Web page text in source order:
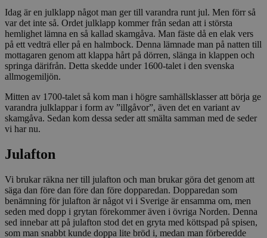
Idag är en julklapp något man ger till varandra runt jul. Men förr så
var det inte så. Ordet julklapp kommer från sedan att i största
hemlighet lämna en så kallad skamgåva. Man fäste då en elak vers
på ett vedträ eller på en halmbock. Denna lämnade man på natten till
mottagaren genom att klappa hårt på dörren, slänga in klappen och
springa därifrån. Detta skedde under 1600-talet i den svenska
allmogemiljön.
Mitten av 1700-talet så kom man i högre samhällsklasser att börja ge
varandra julklappar i form av ”illgåvor”, även det en variant av
skamgåva. Sedan kom dessa seder att smälta samman med de seder
vi har nu.
Julafton
Vi brukar räkna ner till julafton och man brukar göra det genom att
säga dan före dan före dan före dopparedan. Dopparedan som
benämning för julafton är något vi i Sverige är ensamma om, men
seden med dopp i grytan förekommer även i övriga Norden. Denna
sed innebar att på julafton stod det en gryta med köttspad på spisen,
som man snabbt kunde doppa lite bröd i, medan man förberedde